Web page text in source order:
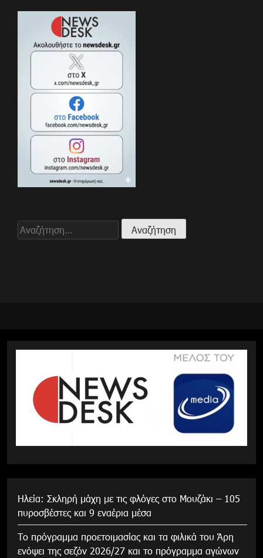
Αναζήτηση
για:
Ηλεία: Σκληρή μάχη με τις φλόγες στο Μουζάκι – 105
πυροσβέστες και 9 εναέρια μέσα
Το πρόγραμμα προετοιμασίας και τα φιλικά του Άρη
ενόψει της σεζόν 2026/27 και το πρόγραμμα αγώνων